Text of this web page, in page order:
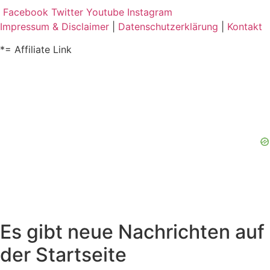
Facebook Twitter Youtube Instagram
Impressum & Disclaimer
Datenschutzerklärung
Kontakt
*= Affiliate Link
Es gibt neue Nachrichten auf
der Startseite